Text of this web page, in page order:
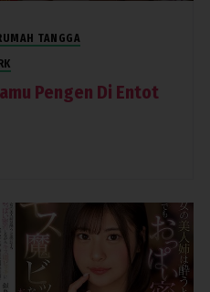
TANGGA
Pengen Di Entot